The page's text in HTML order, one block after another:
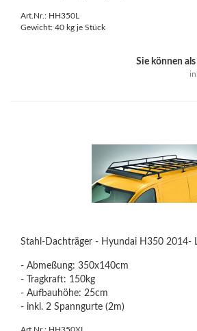
Art.Nr.: HH350L
Gewicht: 40 kg je Stück
Sie können
Stahl-Dachträger - Hyundai H350 2014-
- Abmeßung: 350x140cm
- Tragkraft: 150kg
- Aufbauhöhe: 25cm
- inkl. 2 Spanngurte (2m)